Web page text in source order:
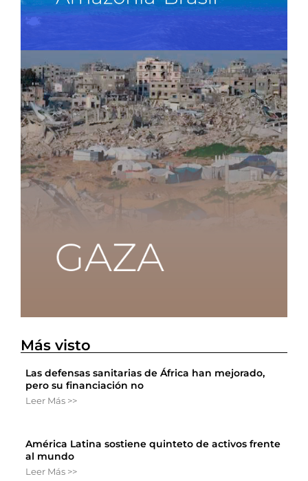
Más visto
Las defensas sanitarias de África han mejorado,
pero su financiación no
Leer Más >>
América Latina sostiene quinteto de activos frente
al mundo
Leer Más >>